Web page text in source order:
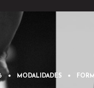
MODALIDADES